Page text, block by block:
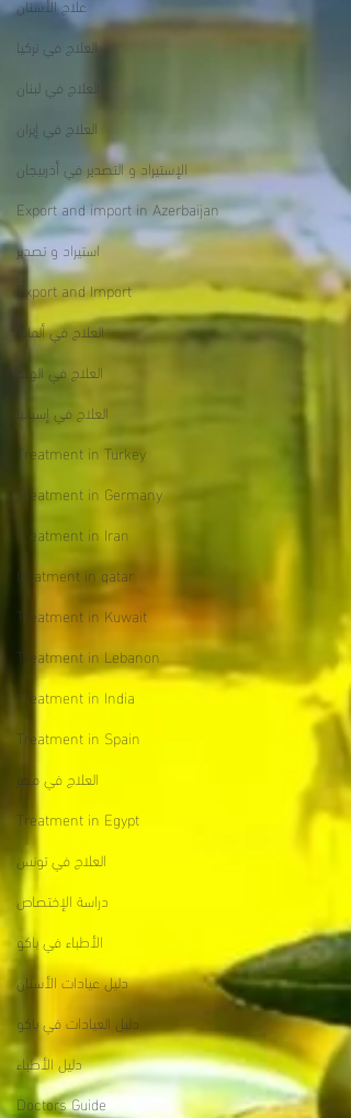
العلاج في تركيا
العلاج في لبنان
العلاج في إيران
الإستيراد و التصدير في أذربيجان
Export and import in Azerbaijan
استيراد و تصدير
Export and Import
العلاج في ألمانيا
العلاج في الهند
العلاج في إسبانيا
Treatment in Turkey
Treatment in Germany
Treatment in Iran
treatment in qatar
Treatment in Kuwait
Treatment in Lebanon
Treatment in India
Treatment in Spain
العلاج في مصر
Treatment in Egypt
العلاج في تونس
دراسة الإختصاص
الأطباء في باكو
دليل عيادات الأسنان
دليل العيادات في باكو
دليل الأطباء
Doctors Guide